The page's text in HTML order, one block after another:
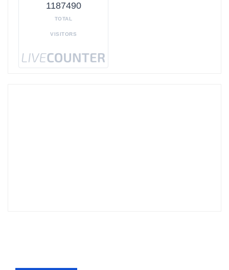
1187490
TOTAL
VISITORS